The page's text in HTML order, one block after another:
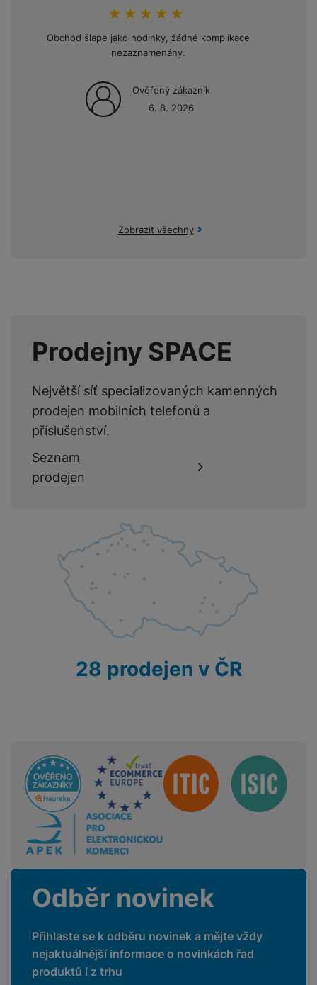
bí
m
e
hodnoceni_zakazniku
100 %
Obchod šlape jako hodinky, žádné komplikace
nezaznamenány.
Ověřený zákazník
6. 8. 2026
Zobrazit všechny
Prodejny SPACE
Největší síť specializovaných kamenných
prodejen mobilních telefonů a
příslušenství.
Seznam
prodejen
28 prodejen v ČR
Sdružení
Odběr novinek
Přihlaste se k odběru novinek a mějte vždy
nejaktuálnější informace o novinkách řad
produktů i z trhu